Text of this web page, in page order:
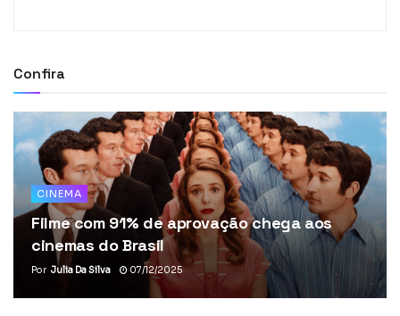
Confira
CINEMA
Filme com 91% de aprovação chega aos
cinemas do Brasil
Por Julia Da Silva 07/12/2025